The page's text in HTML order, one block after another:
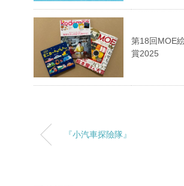
第18回MOE
賞2025
『小汽車探險隊』